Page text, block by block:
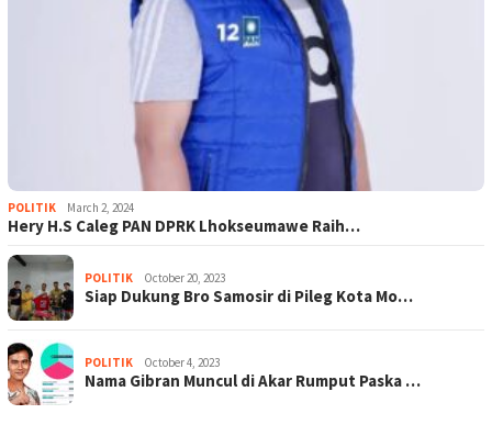
POLITIK March 2, 2024
Hery H.S Caleg PAN DPRK Lhokseumawe Raih…
POLITIK October 20, 2023
Siap Dukung Bro Samosir di Pileg Kota Mo…
POLITIK October 4, 2023
Nama Gibran Muncul di Akar Rumput Paska …